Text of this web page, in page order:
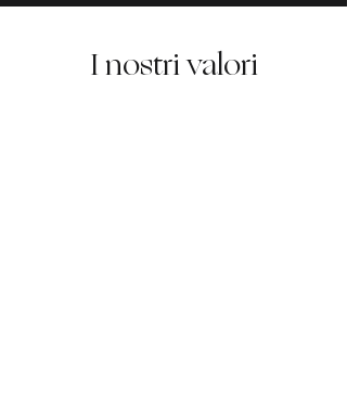
I nostri valori